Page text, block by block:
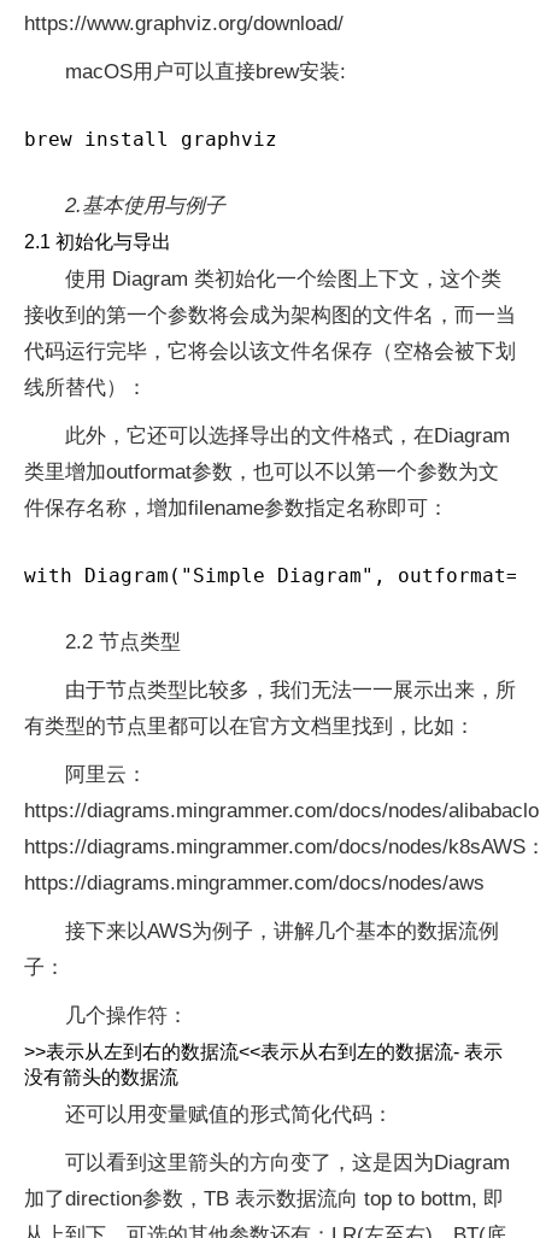
https://www.graphviz.org/download/
macOS用户可以直接brew安装:
brew install graphviz
2.基本使用与例子
2.1 初始化与导出
使用 Diagram 类初始化一个绘图上下文，这个类
接收到的第一个参数将会成为架构图的文件名，而一当
代码运行完毕，它将会以该文件名保存（空格会被下划
线所替代）：
此外，它还可以选择导出的文件格式，在Diagram
类里增加outformat参数，也可以不以第一个参数为文
件保存名称，增加filename参数指定名称即可：
with Diagram("Simple Diagram",
2.2 节点类型
由于节点类型比较多，我们无法一一展示出来，所
有类型的节点里都可以在官方文档里找到，比如：
阿里云：
https://diagrams.mingrammer.com/docs/nodes/
https://diagrams.mingrammer.com/docs/nodes/k8sAWS
https://diagrams.mingrammer.com/docs/nodes/aws
接下来以AWS为例子，讲解几个基本的数据流例
子：
几个操作符：
>>表示从左到右的数据流<<表示从右到左的数据流- 表示
没有箭头的数据流
还可以用变量赋值的形式简化代码：
可以看到这里箭头的方向变了，这是因为Diagram
加了direction参数，TB 表示数据流向 top to bottm, 即